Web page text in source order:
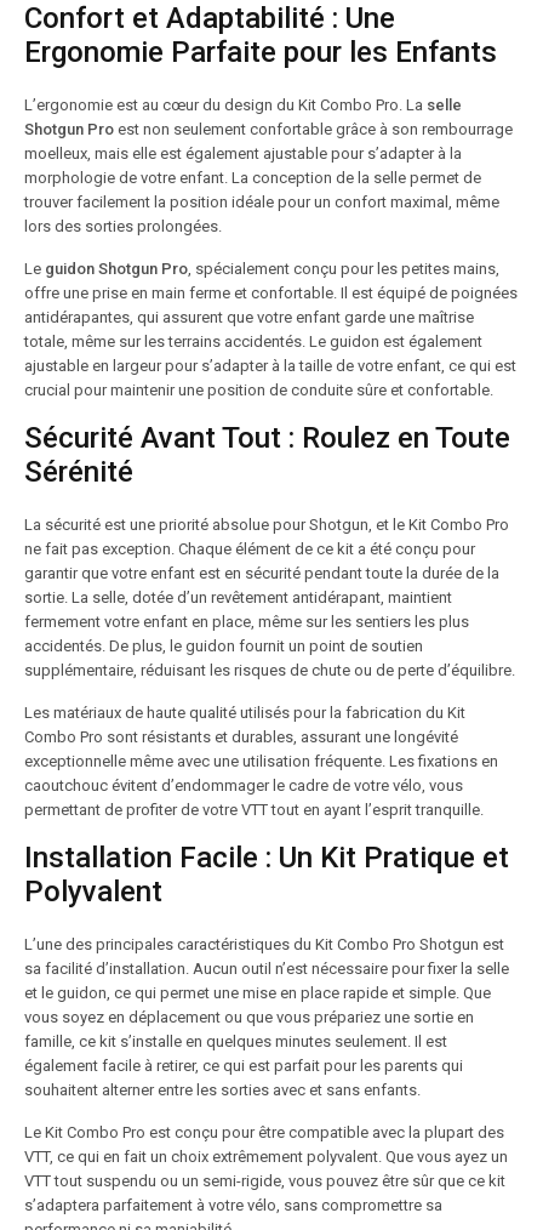
Confort et Adaptabilité : Une
Ergonomie Parfaite pour les Enfants
L’ergonomie est au cœur du design du Kit Combo Pro. La selle
Shotgun Pro est non seulement confortable grâce à son rembourrage
moelleux, mais elle est également ajustable pour s’adapter à la
morphologie de votre enfant. La conception de la selle permet de
trouver facilement la position idéale pour un confort maximal, même
lors des sorties prolongées.
Le guidon Shotgun Pro, spécialement conçu pour les petites mains,
offre une prise en main ferme et confortable. Il est équipé de poignées
antidérapantes, qui assurent que votre enfant garde une maîtrise
totale, même sur les terrains accidentés. Le guidon est également
ajustable en largeur pour s’adapter à la taille de votre enfant, ce qui est
crucial pour maintenir une position de conduite sûre et confortable.
Sécurité Avant Tout : Roulez en Toute
Sérénité
La sécurité est une priorité absolue pour Shotgun, et le Kit Combo Pro
ne fait pas exception. Chaque élément de ce kit a été conçu pour
garantir que votre enfant est en sécurité pendant toute la durée de la
sortie. La selle, dotée d’un revêtement antidérapant, maintient
fermement votre enfant en place, même sur les sentiers les plus
accidentés. De plus, le guidon fournit un point de soutien
supplémentaire, réduisant les risques de chute ou de perte d’équilibre.
Les matériaux de haute qualité utilisés pour la fabrication du Kit
Combo Pro sont résistants et durables, assurant une longévité
exceptionnelle même avec une utilisation fréquente. Les fixations en
caoutchouc évitent d’endommager le cadre de votre vélo, vous
permettant de profiter de votre VTT tout en ayant l’esprit tranquille.
Installation Facile : Un Kit Pratique et
Polyvalent
L’une des principales caractéristiques du Kit Combo Pro Shotgun est
sa facilité d’installation. Aucun outil n’est nécessaire pour fixer la selle
et le guidon, ce qui permet une mise en place rapide et simple. Que
vous soyez en déplacement ou que vous prépariez une sortie en
famille, ce kit s’installe en quelques minutes seulement. Il est
également facile à retirer, ce qui est parfait pour les parents qui
souhaitent alterner entre les sorties avec et sans enfants.
Le Kit Combo Pro est conçu pour être compatible avec la plupart des
VTT, ce qui en fait un choix extrêmement polyvalent. Que vous ayez un
VTT tout suspendu ou un semi-rigide, vous pouvez être sûr que ce kit
s’adaptera parfaitement à votre vélo, sans compromettre sa